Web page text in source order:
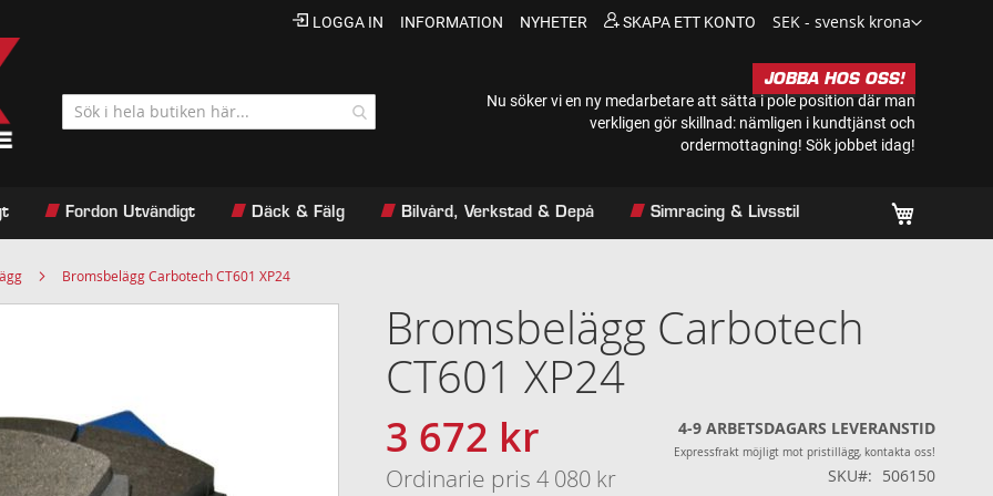
Valuta
SEK - svensk krona
LOGGA IN INFORMATION NYHETER SKAPA ETT KONTO
JOBBA HOS OSS!
Nu söker vi en ny medarbetare att sätta i pole position där man
verkligen gör skillnad: nämligen i kundtjänst och
ordermottagning! Sök jobbet idag!
Fordon Utvändigt Däck & Fälg Bilvård, Verkstad & Depå Simracing & Livsstil
Bromsbelägg Carbotech CT601 XP24
Bromsbelägg Carbotech
CT601 XP24
Ordinarie pris 4 080 kr
Specialpris
3 672 kr 4-9 ARBETSDAGARS LEVERANSTID
Expressfrakt möjligt mot pristillägg, kontakta oss!
SKU 506150